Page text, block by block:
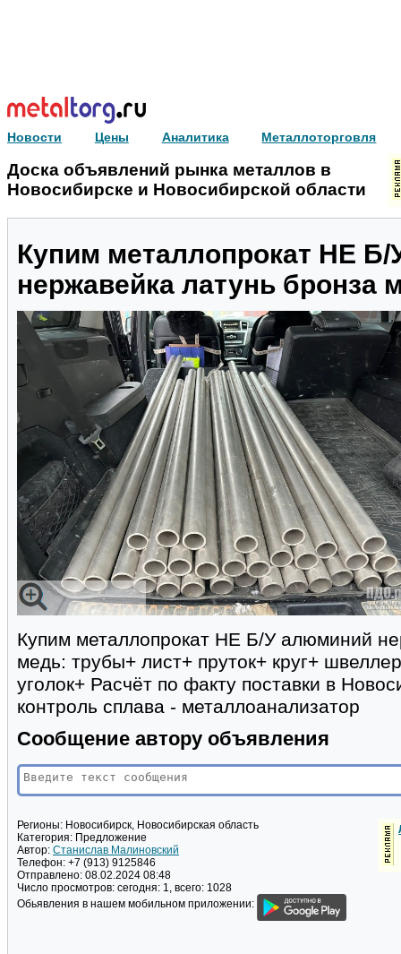
Новости Цены Аналитика Металлоторговля
Доска объявлений рынка металлов в
Новосибирске и Новосибирской области
Купим металлопрокат НЕ
нержавейка латунь бронза
Купим металлопрокат НЕ Б/У алюминий
медь: трубы+ лист+ пруток+ круг+
уголок+ Расчёт по факту поставки в
контроль сплава - металлоанализатор
Сообщение автору объявления
Регионы: Новосибирск, Новосибирская область
Категория: Предложение
Автор: Станислав Малиновский
Телефон: +7 (913) 9125846
Отправлено: 08.02.2024 08:48
Число просмотров: сегодня: 1, всего: 1028
Обьявления в нашем мобильном приложении: